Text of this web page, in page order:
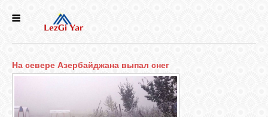
СЕЛА
ИСТОРИЯ
На севере Азербайджана выпал снег